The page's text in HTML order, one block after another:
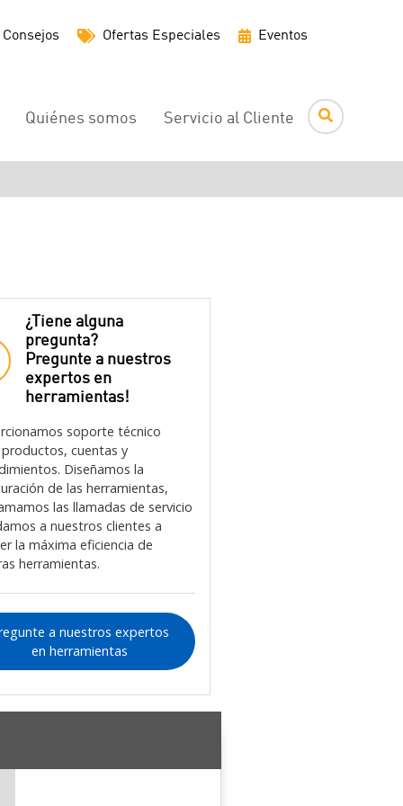
Consejos Ofertas Especiales Eventos
Quiénes somos Servicio al Cliente
¿Tiene alguna
pregunta?
Pregunte a nuestros
expertos en
herramientas!
soporte técnico
cuentas y
Diseñamos la
de las herramientas,
las llamadas de servicio
a nuestros clientes a
la máxima eficiencia de
herramientas.
a nuestros expertos
en herramientas